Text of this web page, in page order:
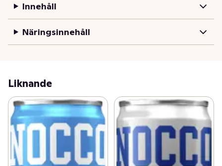
Innehåll
Näringsinnehåll
Liknande